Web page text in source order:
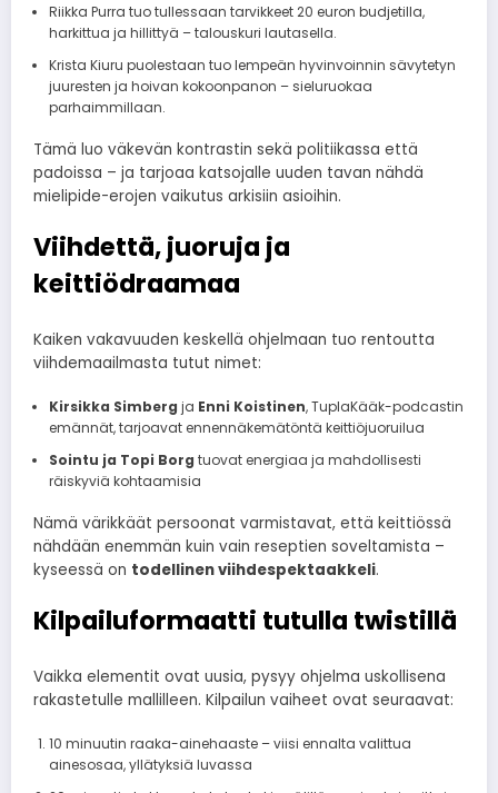
Riikka Purra tuo tullessaan tarvikkeet 20 euron budjetilla,
harkittua ja hillittyä – talouskuri lautasella.
Krista Kiuru puolestaan tuo lempeän hyvinvoinnin sävytetyn
juuresten ja hoivan kokoonpanon – sieluruokaa
parhaimmillaan.
Tämä luo väkevän kontrastin sekä politiikassa että
padoissa – ja tarjoaa katsojalle uuden tavan nähdä
mielipide-erojen vaikutus arkisiin asioihin.
Viihdettä, juoruja ja
keittiödraamaa
Kaiken vakavuuden keskellä ohjelmaan tuo rentoutta
viihdemaailmasta tutut nimet:
Kirsikka Simberg ja Enni Koistinen, TuplaKääk-podcastin
emännät, tarjoavat ennennäkemätöntä keittiöjuoruilua
Sointu ja Topi Borg tuovat energiaa ja mahdollisesti
räiskyviä kohtaamisia
Nämä värikkäät persoonat varmistavat, että keittiössä
nähdään enemmän kuin vain reseptien soveltamista –
kyseessä on todellinen viihdespektaakkeli.
Kilpailuformaatti tutulla twistillä
Vaikka elementit ovat uusia, pysyy ohjelma uskollisena
rakastetulle mallilleen. Kilpailun vaiheet ovat seuraavat:
10 minuutin raaka-ainehaaste – viisi ennalta valittua
ainesosaa, yllätyksiä luvassa